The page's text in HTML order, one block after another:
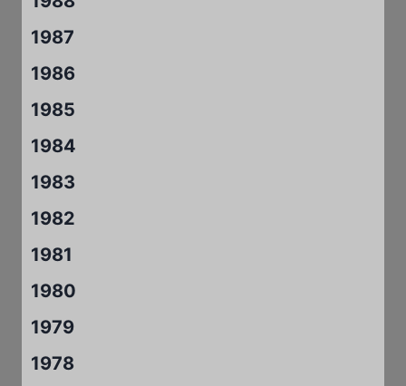
1987
1986
1985
1984
1983
1982
1981
1980
1979
1978